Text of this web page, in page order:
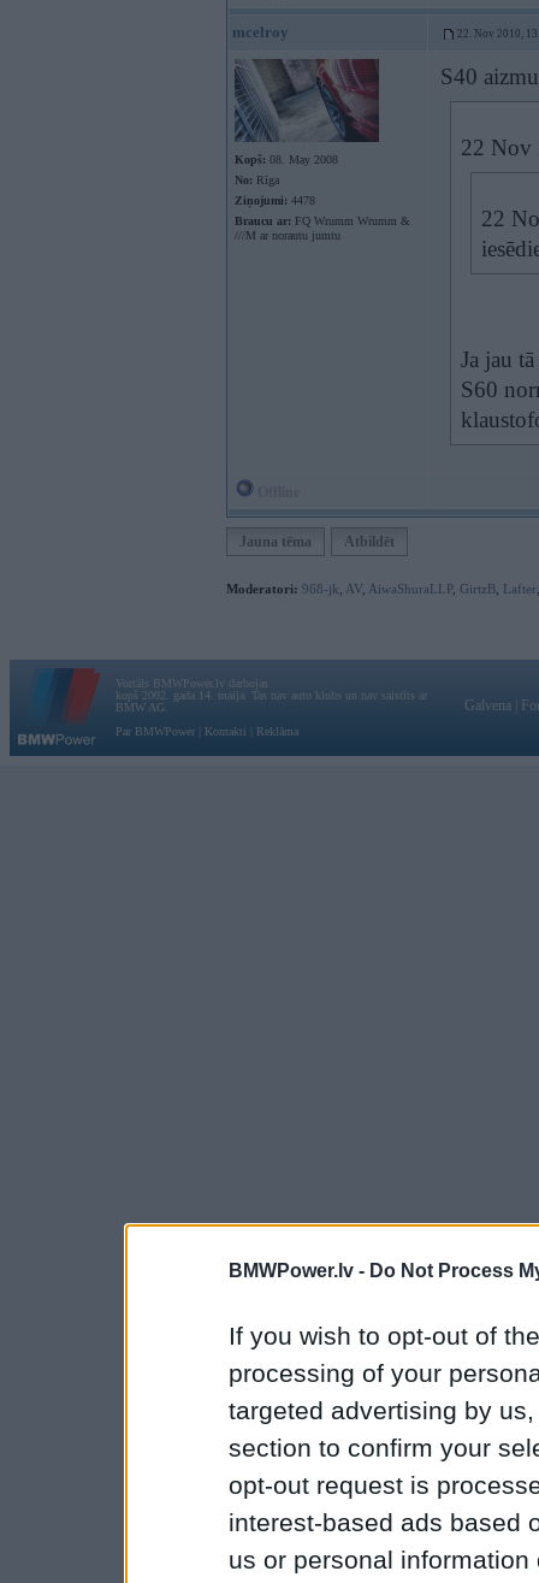
BMWPower.lv - Do Not Process
If you wish to opt-out of
processing of your
targeted advertising by
section to confirm your
opt-out request is
interest-based ads based
us or personal
mcelroy 22. Nov 2010,
Kopš: 08. May 2008
No: Rīga
Ziņojumi: 4478
Braucu ar: FQ Wrumm Wrumm &
///M ar norautu jumtu
S40
22 Nov
22
Ja jau
S60
Jauna tēma Atbildēt
Moderatori: 968-jk AV AiwaShuraLLP, GirtzB Lafter
Vortāls BMWPower.lv darbojas
kopš 2002. gada 14. maija. Tas nav auto klubs un nav saistīts ar
BMW AG.
Par BMWPower
Kontakti Reklāma
Galvena